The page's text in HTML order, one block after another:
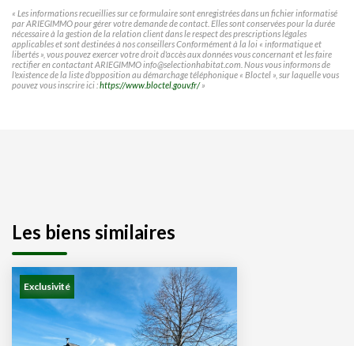
« Les informations recueillies sur ce formulaire sont enregistrées dans un fichier informatisé
par ARIEGIMMO pour gérer votre demande de contact. Elles sont conservées pour la durée
nécessaire à la gestion de la relation client dans le respect des prescriptions légales
applicables et sont destinées à nos conseillers Conformément à la loi « informatique et
libertés », vous pouvez exercer votre droit d'accès aux données vous concernant et les faire
rectifier en contactant ARIEGIMMO info@selectionhabitat.com. Nous vous informons de
l'existence de la liste d'opposition au démarchage téléphonique « Bloctel », sur laquelle vous
pouvez vous inscrire ici :https://www.bloctel.gouv.fr/»
Les biens similaires
Exclusivité